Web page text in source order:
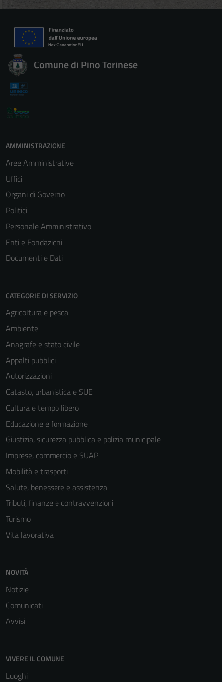
Comune di Pino Torinese
AMMINISTRAZIONE
Aree Amministrative
Uffici
Organi di Governo
Politici
Personale Amministrativo
Enti e Fondazioni
Documenti e Dati
CATEGORIE DI SERVIZIO
Agricoltura e pesca
Ambiente
Anagrafe e stato civile
Appalti pubblici
Autorizzazioni
Catasto, urbanistica e SUE
Cultura e tempo libero
Educazione e formazione
Giustizia, sicurezza pubblica e polizia municipale
Imprese, commercio e SUAP
Mobilità e trasporti
Salute, benessere e assistenza
Tributi, finanze e contravvenzioni
Turismo
Vita lavorativa
NOVITÀ
Notizie
Comunicati
Avvisi
VIVERE IL COMUNE
Luoghi